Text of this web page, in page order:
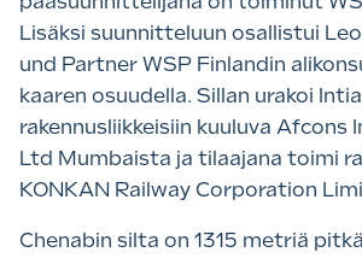
Lisäksi suunnitteluun osallistui
und Partner WSP Finlandin
kaaren osuudella. Sillan urakoi
rakennusliikkeisiin kuuluva Afcons
Ltd Mumbaista ja tilaajana toimi
KONKAN Railway Corporation
Chenabin silta on 1315 metriä